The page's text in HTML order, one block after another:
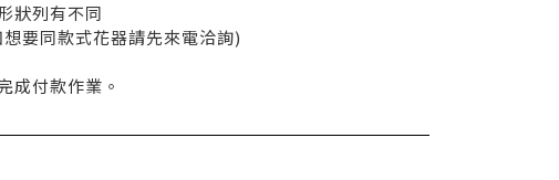
狀列有不同
要同款式花器請先來電洽詢)
成付款作業。